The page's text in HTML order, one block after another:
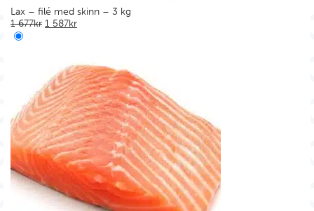
Lax – filé med skinn – 3 kg
1 677kr Det ursprungliga priset var: 1 677kr.
1 587krDet nuvarande priset är: 1 587kr.